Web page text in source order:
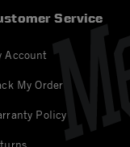
Service
Account
My Order
Policy